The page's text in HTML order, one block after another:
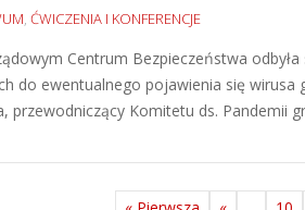
, ĆWICZENIA I KONFERENCJE
Centrum Bezpieczeństwa
do ewentualnego pojawienia się wirusa
przewodniczący Komitetu ds. Pandemii